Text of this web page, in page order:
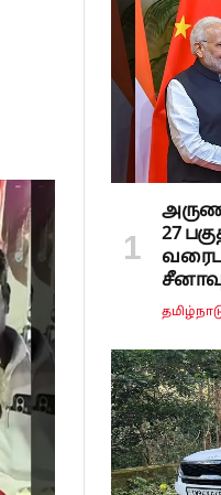
27